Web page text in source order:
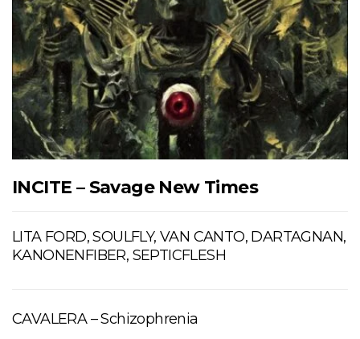
INCITE – Savage New Times
LITA FORD, SOULFLY, VAN CANTO, DARTAGNAN,
KANONENFIBER, SEPTICFLESH
CAVALERA – Schizophrenia